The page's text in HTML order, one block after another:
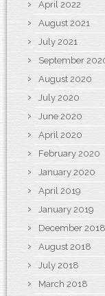
April 2022
August 2021
July 2021
September
August 2020
July 2020
June 2020
April 2020
February 2020
January 2020
April 2019
January 2019
December 2018
August 2018
July 2018
March 2018